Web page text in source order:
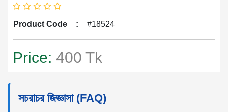
Product Code : #18524
Price: 400 Tk
সচরাচর জিজ্ঞাসা (FAQ)